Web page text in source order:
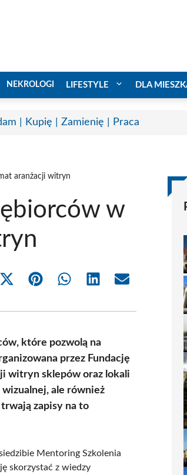
NEKROLOGI LIFESTYLE DLA
| Kupię | Zamienię | Praca
aranżacji witryn
w
Share
(Twitter)
Share Share Share Share
które pozwolą na
przez Fundację
witryn sklepów oraz lokali
ale również
zapisy na to
Mentoring Szkolenia
skorzystać z wiedzy